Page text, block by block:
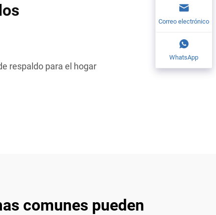
respaldo para el hogar
comunes pueden
Correo electrónico
WhatsApp